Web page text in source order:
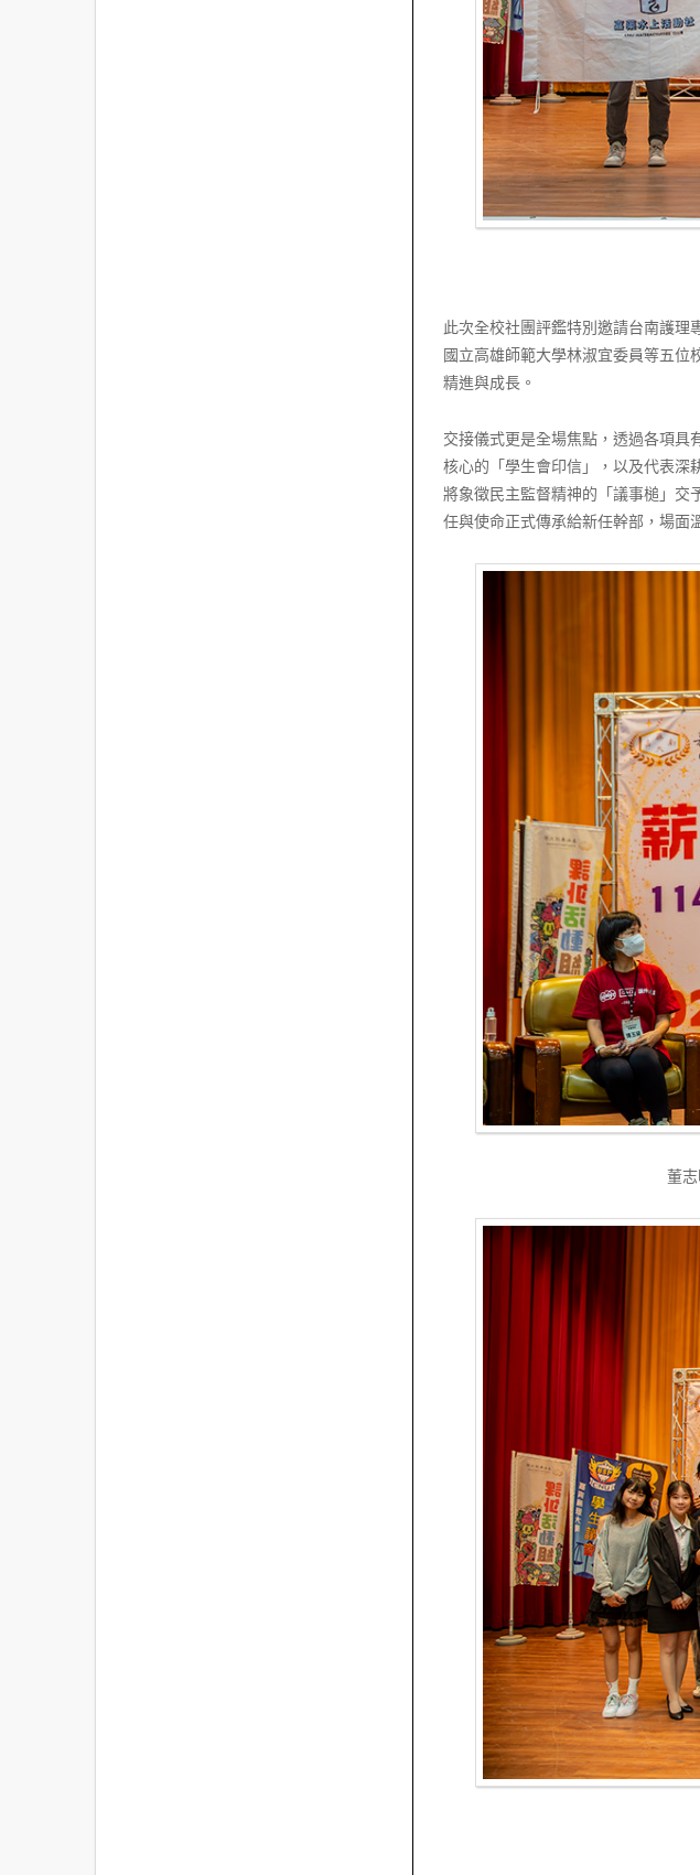
此次全校社團評鑑特別邀請台南護
國立高雄師範大學林淑宜委員等五
精進與成長。
交接儀式更是全場焦點，透過各項
核心的「學生會印信」，以及代表深
將象徵民主監督精神的「議事槌」交
任與使命正式傳承給新任幹部，場面
董